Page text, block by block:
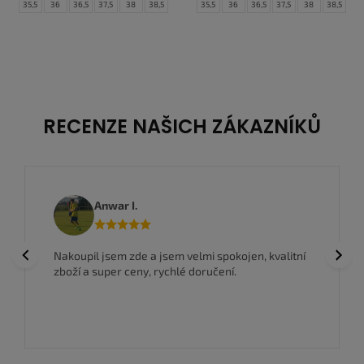
35,5 36 36,5 37,5 38
38,5
35,5 36 36,5 37,5 38
38,5
RECENZE NAŠICH ZÁKAZNÍKŮ
Previous
Anwar I.
Nakoupil jsem zde a jsem velmi spokojen, kvalitní
zboží a super ceny, rychlé doručení.
Next